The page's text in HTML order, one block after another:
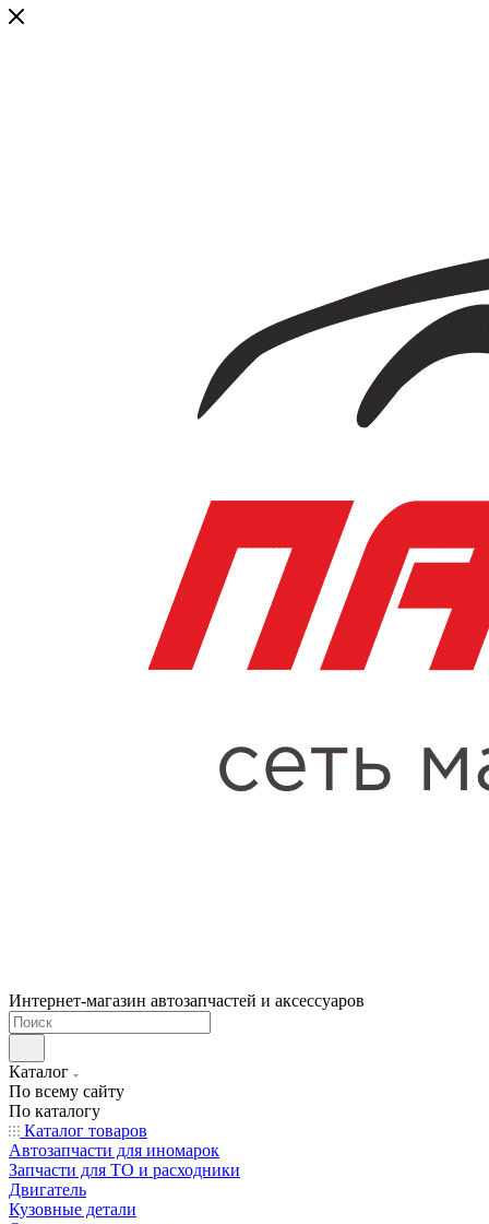
Интернет-магазин автозапчастей и аксессуаров
Каталог
По всему сайту
По каталогу
Каталог товаров
Автозапчасти для иномарок
Запчасти для ТО и расходники
Двигатель
Кузовные детали